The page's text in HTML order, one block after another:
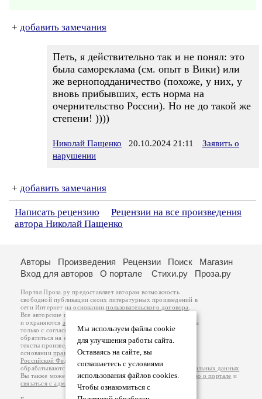
+ добавить замечания
Петь, я действительно так и не понял: это
была самореклама (см. опыт в Вики) или
же верноподданичество (похоже, у них, у
вновь прибывших, есть норма на
очернительство России). Но не до такой же
степени! ))))
Николай Пащенко 20.10.2024 21:11
Заявить о
нарушении
+ добавить замечания
Написать рецензию
Рецензии на все произведения
автора Николай Пащенко
Мы используем файлы cookie
для улучшения работы сайта.
Оставаясь на сайте, вы
соглашаетесь с условиями
использования файлов cookies.
Чтобы ознакомиться с
Авторы Произведения Рецензии Поиск
Магазин
Вход для авторов
О портале Стихи.ру Проза.ру
Портал Проза.ру предоставляет авторам возможность
свободной публикации своих литературных произведений в
сети Интернет на основаниипользовательского договора
Все авторские права на произведения принадлежат авторам
и охраняются законом
. Перепечатка произведений возможна
только с согласия его автора, к которому вы можете
обратиться на его авторской странице. Ответственность за
тексты произведений авторы несут самостоятельно на
основанииправил публикацииизаконодательства
Российской Федерации
обрабатываются на основанииПолитики обработки персональных данных
Вы также можете посмотреть более подробнуюинформацию о портале и
связаться с администрацией